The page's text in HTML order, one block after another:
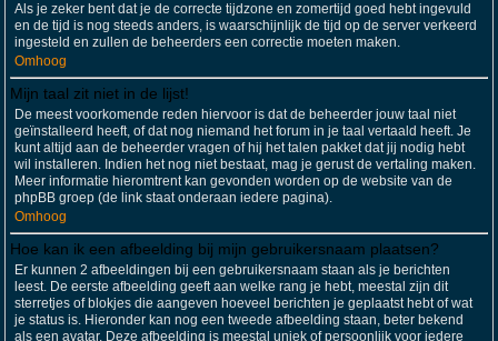
Als je zeker bent dat je de correcte tijdzone en zomertijd goed hebt ingevuld
en de tijd is nog steeds anders, is waarschijnlijk de tijd op de server verkeerd
ingesteld en zullen de beheerders een correctie moeten maken.
Omhoog
Mijn taal zit niet in de lijst!
De meest voorkomende reden hiervoor is dat de beheerder jouw taal niet
geïnstalleerd heeft, of dat nog niemand het forum in je taal vertaald heeft. Je
kunt altijd aan de beheerder vragen of hij het talen pakket dat jij nodig hebt
wil installeren. Indien het nog niet bestaat, mag je gerust de vertaling maken.
Meer informatie hieromtrent kan gevonden worden op de website van de
phpBB groep (de link staat onderaan iedere pagina).
Omhoog
Hoe kan ik een afbeelding bij mijn gebruikersnaam plaatsen?
Er kunnen 2 afbeeldingen bij een gebruikersnaam staan als je berichten
leest. De eerste afbeelding geeft aan welke rang je hebt, meestal zijn dit
sterretjes of blokjes die aangeven hoeveel berichten je geplaatst hebt of wat
je status is. Hieronder kan nog een tweede afbeelding staan, beter bekend
als een avatar. Deze afbeelding is meestal uniek of persoonlijk voor iedere